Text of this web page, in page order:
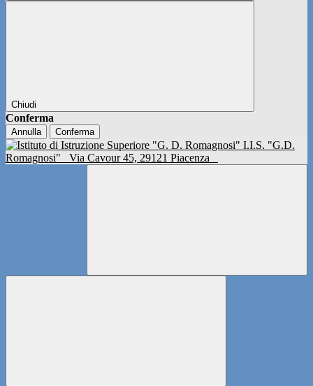
Chiudi
Conferma
Annulla Conferma
I.I.S. "G.D.
Romagnosi"
Via Cavour 45, 29121 Piacenza